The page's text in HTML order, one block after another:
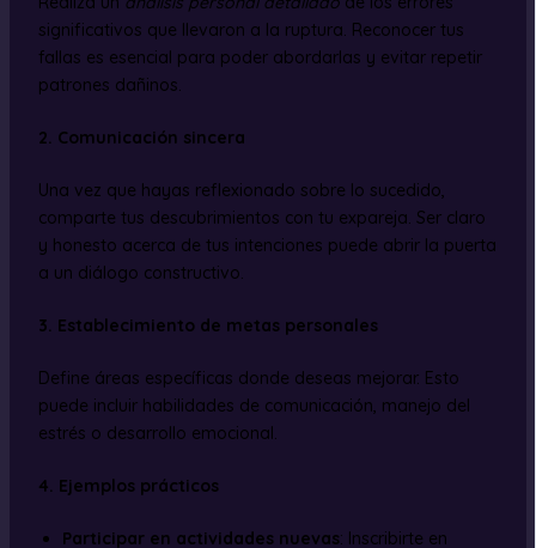
significativos que llevaron a la ruptura. Reconocer tus
fallas es esencial para poder abordarlas y evitar repetir
patrones dañinos.
2. Comunicación sincera
Una vez que hayas reflexionado sobre lo sucedido,
comparte tus descubrimientos con tu expareja. Ser claro
y honesto acerca de tus intenciones puede abrir la puerta
a un diálogo constructivo.
3. Establecimiento de metas personales
Define áreas específicas donde deseas mejorar. Esto
puede incluir habilidades de comunicación, manejo del
estrés o desarrollo emocional.
4. Ejemplos prácticos
Participar en actividades nuevas: Inscribirte en